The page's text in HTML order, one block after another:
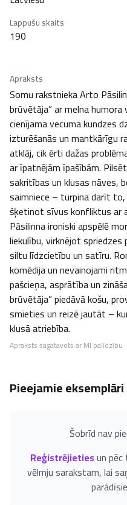
Lappušu skaits
190
Apraksts
Somu rakstnieka Arto
brūvētāja” ar melna
cienījama vecuma kundzes
izturēšanās un mantkārīgu
atklāj, cik ērti dažas
ar īpatnējām īpašībām.
sakritības un klusas nāves,
saimniece – turpina darīt
šķetinot sīvus konfliktus ar
Pāsilinna ironiski apspēlē
liekulību, virknējot
siltu līdzcietību un satīru.
komēdija un nevainojami
pašcieņa, asprātība un
brūvētāja” piedāvā košu,
smieties un reizē jautāt –
klusā atriebība.
Apraksts sagatavots ar MI palīdzību
Pieejamie eksemplāri
Šobrīd nav
Reģistrējietiesun
vēlmju sarakstam, lai